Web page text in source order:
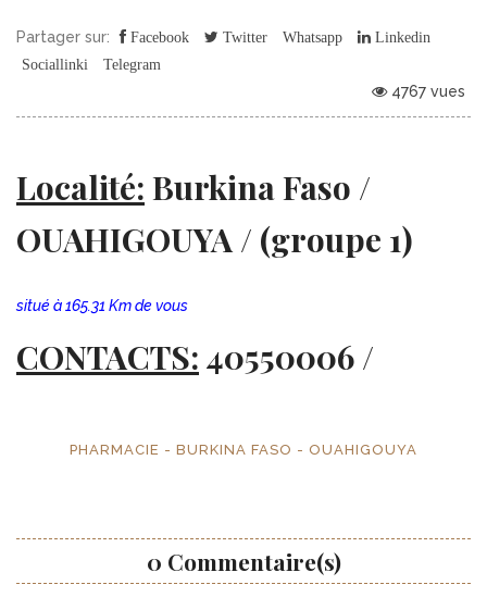
Partager sur: Facebook Twitter Whatsapp
Linkedin
Sociallinki
Telegram
4767 vues
Localité: Burkina Faso /
OUAHIGOUYA / (groupe 1)
situé à 165.31 Km de vous
CONTACTS: 40550006 /
PHARMACIE - BURKINA FASO - OUAHIGOUYA
0 Commentaire(s)